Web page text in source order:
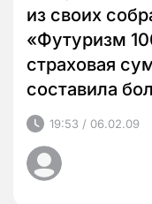
из своих
«Футуризм
страховая
составила
19:53 / 06.02.09